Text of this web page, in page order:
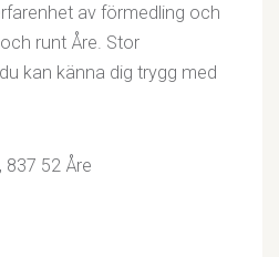
av förmedling och
runt Åre. Stor
kan känna dig trygg med
837 52 Åre